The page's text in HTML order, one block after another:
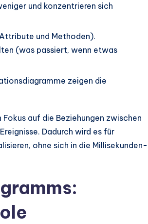
und konzentrieren sich
und Methoden).
(was passiert, wenn etwas
zeigen die
auf die Beziehungen zwischen
Dadurch wird es für
ohne sich in die Millisekunden-